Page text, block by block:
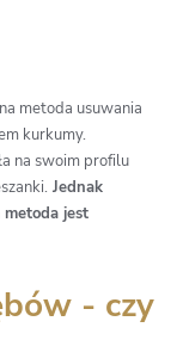
metoda usuwania
kurkumy.
na swoim profilu
Jednak
jest
- czy